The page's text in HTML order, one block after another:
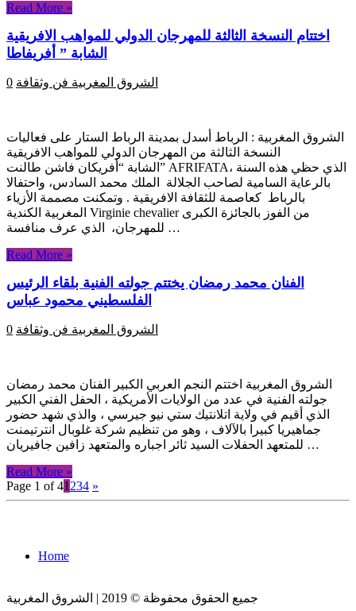
Read More »
اختتام النسخة الثالثة للمهرجان الدولي للمواهب الافريقية
الشابة ” أفريفاطا
الشروق المغربية فن وثقافة 0
الشروق المغربية : الرباط أسدل بمدينة الرباط الستار على فعاليات
النسخة الثالثة من المهرجان الدولي للمواهب الافريقية
الشابة “أفريكان فاشن طالنت” AFRIFATA، الذي حظي هذه السنة
بالرعاية السامية لصاحب الجلالة الملك محمد السادس، واحتفالا
بالرباط كعاصمة للثقافة الافريقية . وتمكنت مصممة الأزياء
المغربية الكندية Virginie chevalier من الفوز بالجائزة الكبرى
للمهرجان، الذي عرف منافسة …
Read More »
الفنان محمد رمضان يختتم جولته الفنية بلقاء الرئيس
الفلسطيني محمود عباس
الشروق المغربية فن وثقافة 0
الشروق المغربية اختتم النجم العربي الكبير الفنان محمد رمضان
جولته الفنية في عدد من الولايات الأمريكية ، الحفل الفني الكبير
الذي أقيم في ولاية اتلانتيك ستي نيو جيرسي ، والذي شهد حضور
جماهيريا كبيرا بالآلاف ، وهو من تنظيم شركة غلوبال انترتيمنت
للمتعهد الحفلات السيد ثائر اجباره والمتعهد زافين جافيريان …
Read More »
Page 1 of 41 234 »
Home
جميع الحقوق محفوظة © 2019 | الشروق المغربية